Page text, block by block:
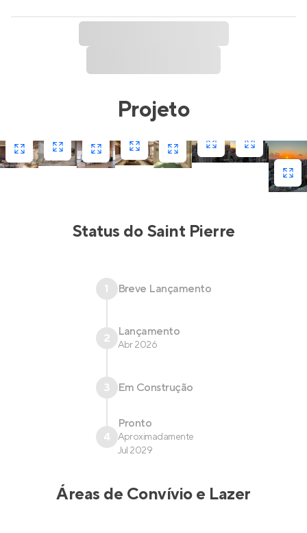
Projeto
Status doSaint Pierre
1 Breve Lançamento
2 Lançamento
Abr 2026
3 Em Construção
4
Pronto
Aproximadamente
Jul 2029
Áreas de Convívio e Lazer